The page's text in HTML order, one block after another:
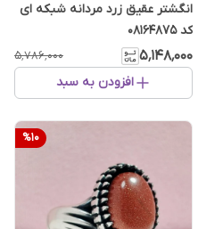
انگشتر عقیق زرد مردانه شبکه ای
کد 08164875
۵٬۱۴۸٬۰۰۰ ۵٬۷۸۶٬۰۰۰
افزودن به سبد
%10